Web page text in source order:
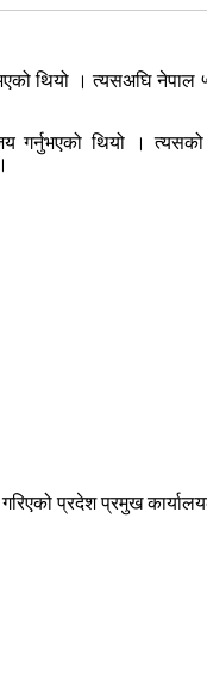
थियो । त्यसअघि नेपाल
गर्नुभएको थियो ।
प्रदेश प्रमुख